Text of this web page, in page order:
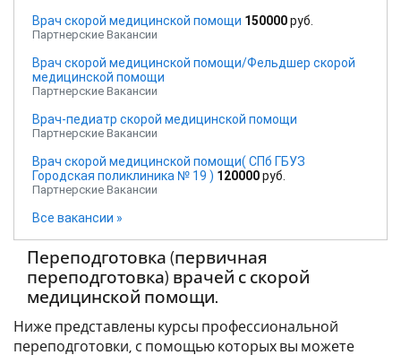
Врач скорой медицинской помощи 150000руб.
Партнерские Вакансии
Врач скорой медицинской помощи/Фельдшер скорой
медицинской помощи
Партнерские Вакансии
Врач-педиатр скорой медицинской помощи
Партнерские Вакансии
Врач скорой медицинской помощи( СПб ГБУЗ
Городская поликлиника № 19 ) 120000руб.
Партнерские Вакансии
Все вакансии »
Переподготовка (первичная
переподготовка) врачей с скорой
медицинской помощи.
Ниже представлены курсы профессиональной
переподготовки, с помощью которых вы можете